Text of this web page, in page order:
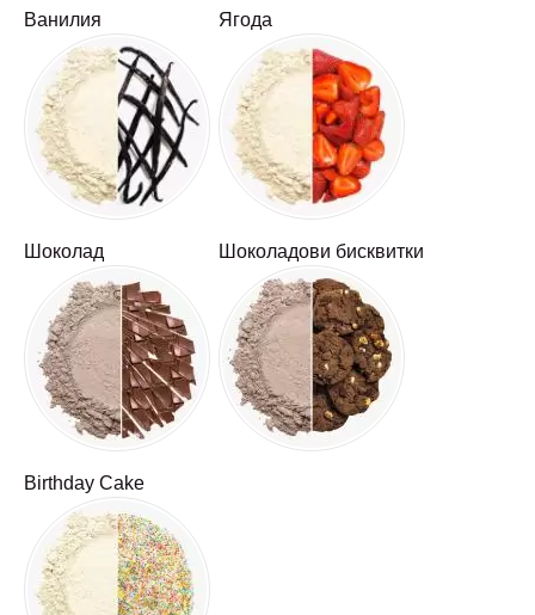
Ванилия Ягода
Шоколад Шоколадови бисквитки
Birthday Cake